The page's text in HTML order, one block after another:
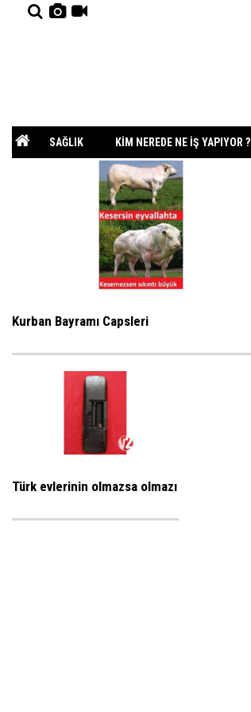
SAĞLIK KİM NEREDE NE İŞ YAPIYOR ?
ESKİ DENİZLİ FOTOĞRAFLARI
Kurban Bayramı Capsleri
Türk evlerinin olmazsa olmazı